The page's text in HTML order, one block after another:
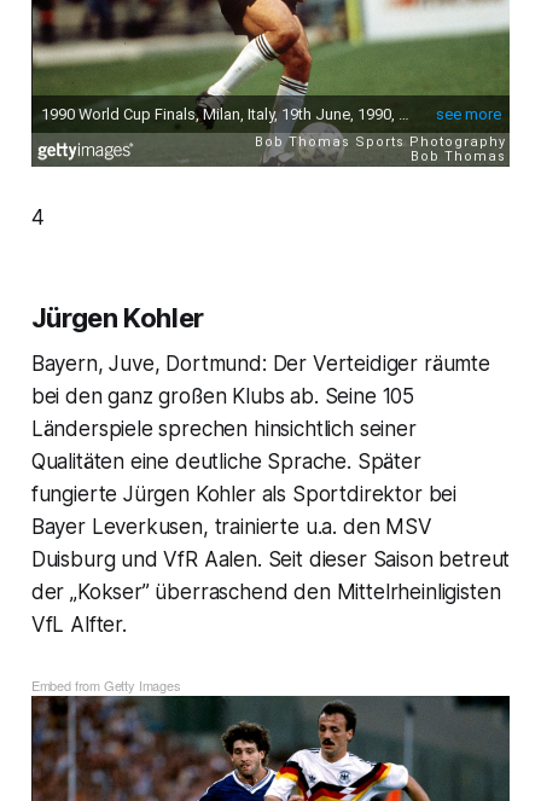
4
Jürgen Kohler
Bayern, Juve, Dortmund: Der Verteidiger räumte
bei den ganz großen Klubs ab. Seine 105
Länderspiele sprechen hinsichtlich seiner
Qualitäten eine deutliche Sprache. Später
fungierte Jürgen Kohler als Sportdirektor bei
Bayer Leverkusen, trainierte u.a. den MSV
Duisburg und VfR Aalen. Seit dieser Saison betreut
der „Kokser” überraschend den Mittelrheinligisten
VfL Alfter.
Embed from Getty Images